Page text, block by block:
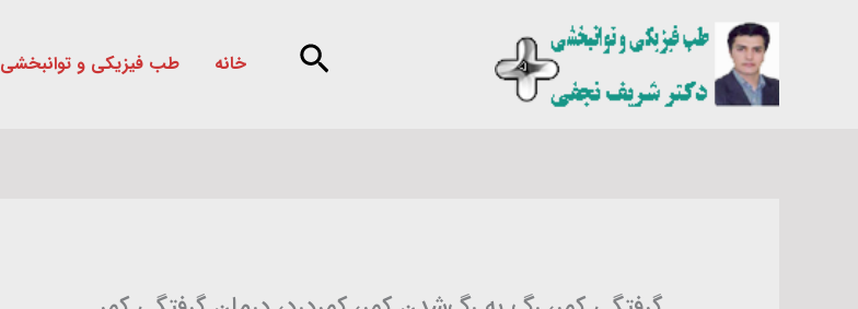
خانه طب فیزیکی و توانبخشی